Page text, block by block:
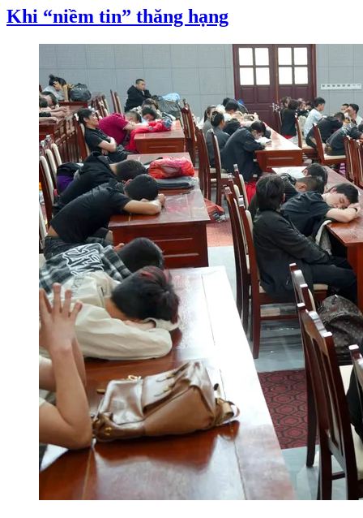
Khi “niềm tin” thăng hạng